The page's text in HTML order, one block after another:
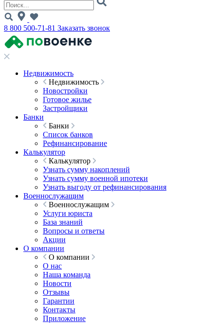
8 800 500-71-81 Заказать звонок
Недвижимость
Недвижимость
Новостройки
Готовое жилье
Застройщики
Банки
Банки
Список банков
Рефинансирование
Калькулятор
Калькулятор
Узнать сумму накоплений
Узнать сумму военной ипотеки
Узнать выгоду от рефинансирования
Военнослужащим
Военнослужащим
Услуги юриста
База знаний
Вопросы и ответы
Акции
О компании
О компании
О нас
Наша команда
Новости
Отзывы
Гарантии
Контакты
Приложение